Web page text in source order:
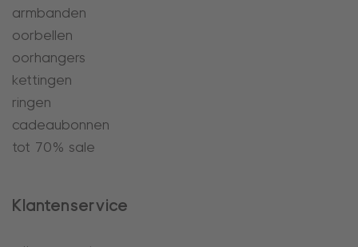
armbanden
oorbellen
oorhangers
kettingen
ringen
cadeaubonnen
tot 70% sale
Klantenservice